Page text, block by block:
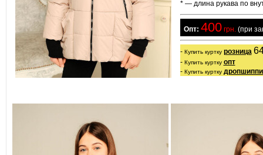
* — длина рукава по
  Опт:
400 грн. (при
- Купить куртку розница
- Купить куртку опт
- Купить куртку